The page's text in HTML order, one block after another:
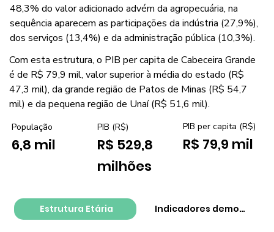
Estrutura Etária Indicadores
48,3% do valor adicionado advém da agropecuária, na
sequência aparecem as participações da indústria (27,9%),
dos serviços (13,4%) e da administração pública (10,3%).
Com esta estrutura, o PIB per capita de Cabeceira Grande
é de R$ 79,9 mil, valor superior à média do estado (R$
47,3 mil), da grande região de Patos de Minas (R$ 54,7
mil) e da pequena região de Unaí (R$ 51,6 mil).
População
6,8 mil
PIB (R$)
R$ 529,8
milhões
PIB per capita (R$)
R$ 79,9 mil